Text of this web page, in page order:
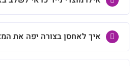
איך לאחסן בצורה יפה את